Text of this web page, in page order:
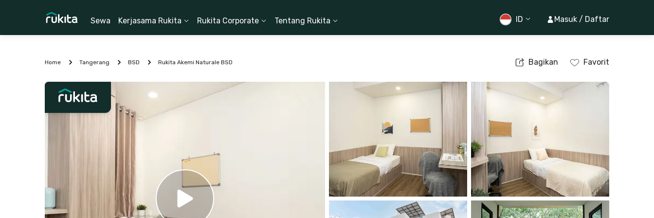
Sewa Kerjasama Rukita Rukita Corporate Tentang Rukita ID Masuk / Daftar
Home Tangerang BSD Rukita Akemi Naturale BSD Bagikan Favorit